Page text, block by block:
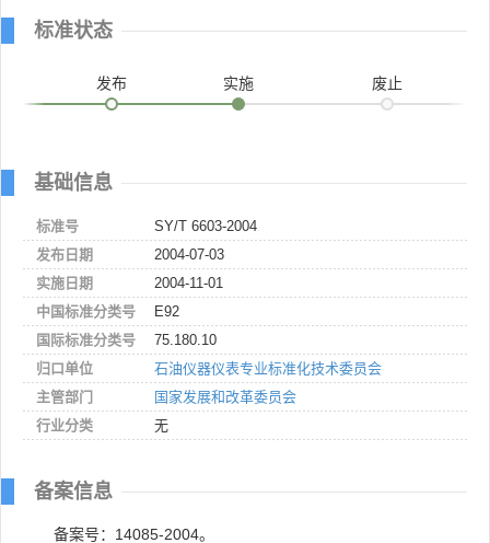
标准状态
发布 实施 废止
基础信息
标准号
SY/T 6603-2004
发布日期
2004-07-03
实施日期
2004-11-01
中国标准分类号
E92
国际标准分类号
75.180.10
归口单位
石油仪器仪表专业标准化技术委员会
主管部门
国家发展和改革委员会
行业分类
无
备案信息
备案号：14085-2004。